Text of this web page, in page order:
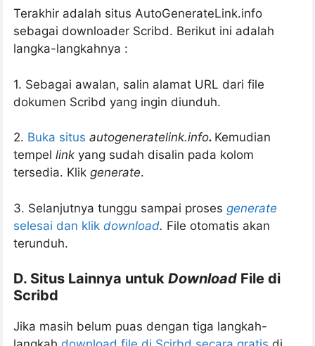
Terakhir adalah situs AutoGenerateLink.info
sebagai downloader Scribd. Berikut ini adalah
langka-langkahnya :
1. Sebagai awalan, salin alamat URL dari file
dokumen Scribd yang ingin diunduh.
2. Buka situs autogeneratelink.info. Kemudian
tempel link yang sudah disalin pada kolom
tersedia. Klik generate.
3. Selanjutnya tunggu sampai proses generate
selesai dan klik download. File otomatis akan
terunduh.
D. Situs Lainnya untuk Download File di
Scribd
Jika masih belum puas dengan tiga langkah-